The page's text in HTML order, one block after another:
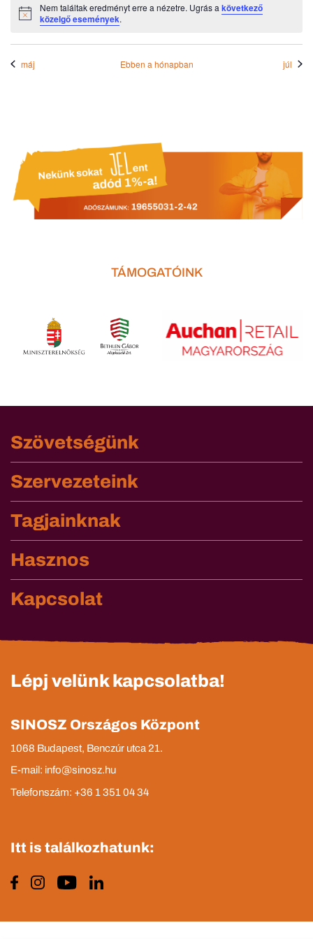
Notice
Nem találtak eredményt erre a nézetre. Ugrás akövetkező
közelgő események.
máj Ebben a hónapban júl
TÁMOGATÓINK
Szövetségünk
Szervezeteink
Tagjainknak
Hasznos
Kapcsolat
Lépj velünk kapcsolatba!
SINOSZ Országos Központ
1068 Budapest, Benczúr utca 21.
E-mail: info@sinosz.hu
Telefonszám: +36 1 351 04 34
Itt is találkozhatunk: